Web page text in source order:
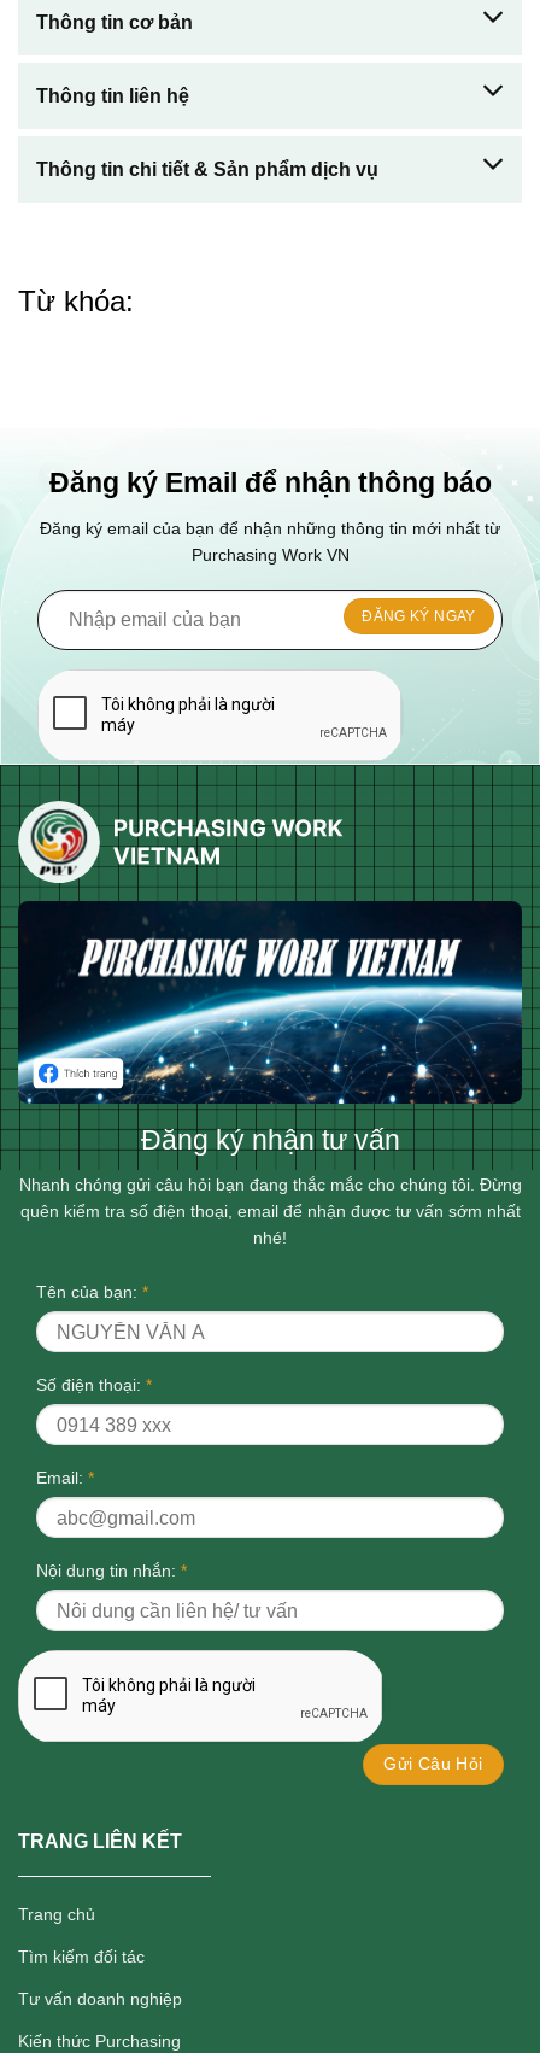
Thông tin cơ bản
Thông tin liên hệ
Thông tin chi tiết & Sản phẩm dịch vụ
Từ khóa:
Đăng ký Email để nhận thông báo
Đăng ký email của bạn để nhận những thông tin mới nhất từ
Purchasing Work VN
Đăng ký nhận tư vấn
Nhanh chóng gửi câu hỏi bạn đang thắc mắc cho chúng tôi. Đừng
quên kiểm tra số điện thoại, email để nhận được tư vấn sớm nhất
nhé!
Tên của bạn: *
Số điện thoại: *
Email: *
Nội dung tin nhắn: *
TRANG LIÊN KẾT
Trang chủ
Tìm kiếm đối tác
Tư vấn doanh nghiệp
Kiến thức Purchasing